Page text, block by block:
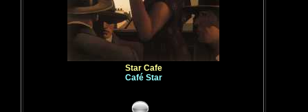
Star Cafe
Café Star